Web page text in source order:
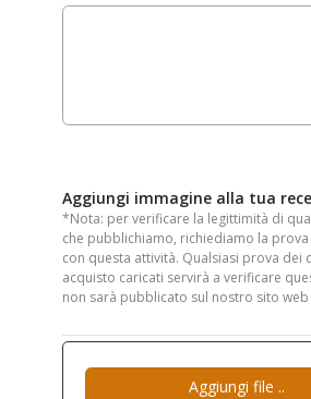
Aggiungi immagine alla tua
*Nota: per verificare la legittimità di
che pubblichiamo, richiediamo la
con questa attività. Qualsiasi prova dei
acquisto caricati servirà a verificare
non sarà pubblicato sul nostro sito web
Aggiungi file ..